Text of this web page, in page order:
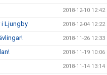
2018-12-10 12:42
Ljungby 2018-12-04 12:22
2018-11-26 12:33
2018-11-19 10:06
2018-11-14 13:14